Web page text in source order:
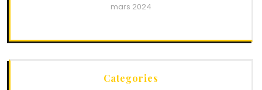
mars 2024
Categories